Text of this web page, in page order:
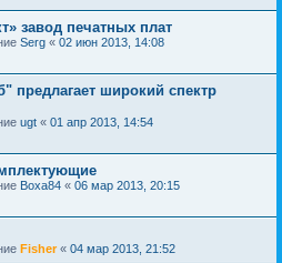
завод печатных плат
Serg « 02 июн 2013, 14:08
предлагает широкий спектр
ugt « 01 апр 2013, 14:54
Воха84 « 06 мар 2013, 20:15
Fisher« 04 мар 2013, 21:52